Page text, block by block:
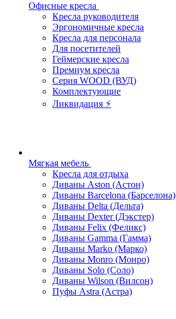
Офисные кресла
Кресла руководителя
Эргономичные кресла
Кресла для персонала
Для посетителей
Геймерские кресла
Премиум кресла
Серия WOOD (ВУД)
Комплектующие
Ликвидация ⚡
Мягкая мебель
Кресла для отдыха
Диваны Aston (Астон)
Диваны Barcelona (Барселона)
Диваны Delta (Дельта)
Диваны Dexter (Дэкстер)
Диваны Felix (Феликс)
Диваны Gamma (Гамма)
Диваны Marko (Марко)
Диваны Monro (Монро)
Диваны Solo (Соло)
Диваны Wilson (Вилсон)
Пуфы Astra (Астра)